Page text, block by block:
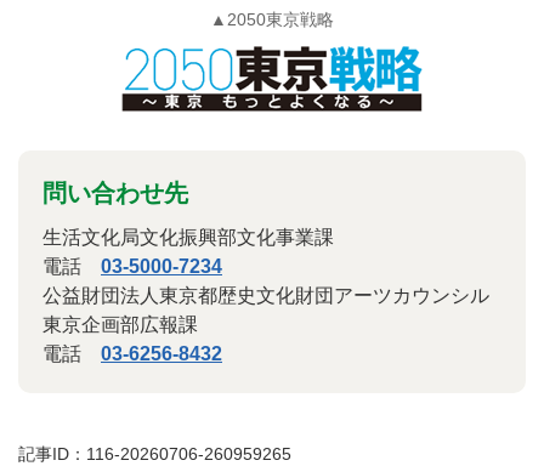
▲2050東京戦略
問い合わせ先
生活文化局文化振興部文化事業課
電話 03-5000-7234
公益財団法人東京都歴史文化財団アーツカウンシル
東京企画部広報課
電話 03-6256-8432
記事ID：116-20260706-260959265